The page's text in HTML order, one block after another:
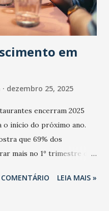
em
dezembro 25, 2025
encerram 2025
o início do próximo ano.
que 69% dos
mais no 1º trimestre de
ano, 56% tambémLEIA MAIS »